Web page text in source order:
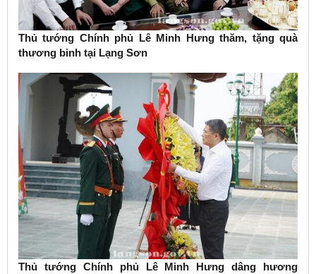
Thủ tướng Chính phủ Lê Minh Hưng thăm, tặng quà
thương binh tại Lạng Sơn
Thủ tướng Chính phủ Lê Minh Hưng dâng hương